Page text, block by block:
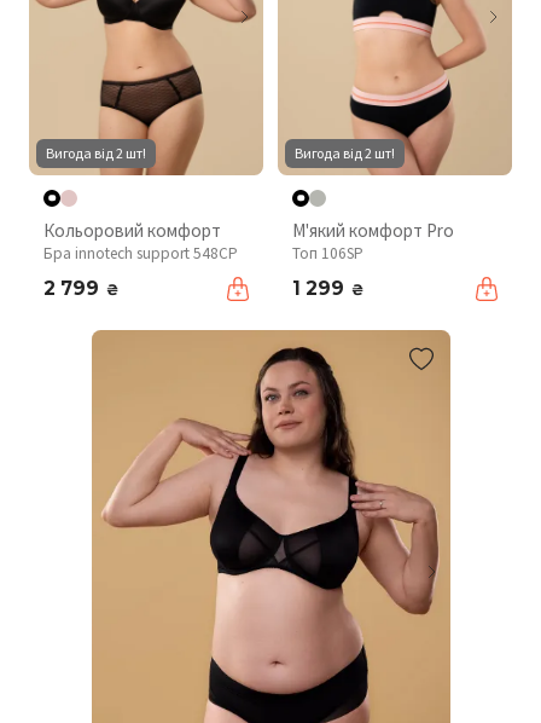
Вигода від 2 шт!
Кольоровий комфорт
Бра innotech support 548CP
2 799 ₴
Вигода від 2 шт!
М'який комфорт Pro
Топ 106SP
1 299 ₴